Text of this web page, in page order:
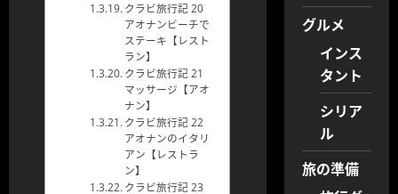
クラビ旅行記 20
アオナンビーチで
ステーキ【レスト
ラン】
クラビ旅行記 21
マッサージ【アオ
ナン】
クラビ旅行記 22
アオナンのイタリ
アン【レストラ
ン】
クラビ旅行記 23
グルメ
インス
タント
シリア
ル
旅の準備